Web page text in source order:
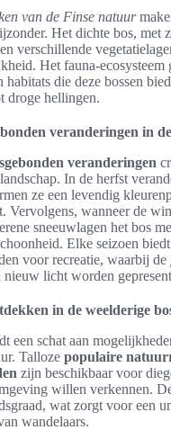
van de Finse natuur
Het dichte bos, met
verschillende
Het fauna-ecosysteem
habitats die deze bossen
droge hellingen.
veranderingen in
veranderingen
In de herfst
ze een levendig
Vervolgens, wanneer de
sneeuwlagen het bos
Elke seizoen
voor recreatie, waarbij de
nieuw licht worden
in de weelderige
een schat aan
Talloze populaire
zijn beschikbaar voor
willen verkennen.
wat zorgt voor een
wandelaars.